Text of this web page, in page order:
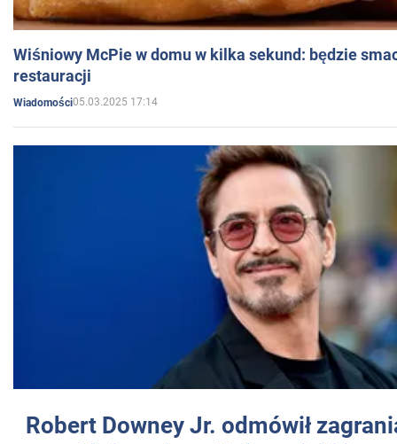
Wiśniowy McPie w domu w kilka sekund: będzie
restauracji
Wiadomości05.03.2025 17:14
Robert Downey Jr. odmówił